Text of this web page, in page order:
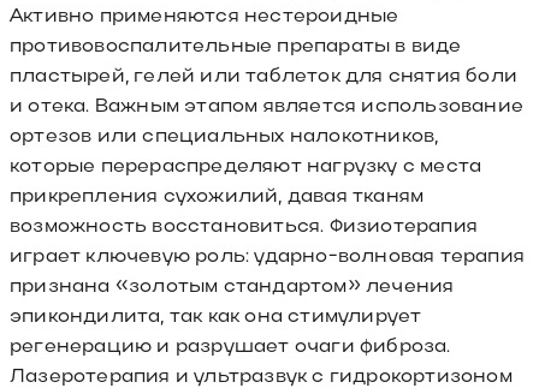
Активно применяются нестероидные
противовоспалительные препараты в виде
пластырей, гелей или таблеток для снятия боли
и отека. Важным этапом является использование
ортезов или специальных налокотников,
которые перераспределяют нагрузку с места
прикрепления сухожилий, давая тканям
возможность восстановиться. Физиотерапия
играет ключевую роль: ударно-волновая терапия
признана «золотым стандартом» лечения
эпикондилита, так как она стимулирует
регенерацию и разрушает очаги фиброза.
Лазеротерапия и ультразвук с гидрокортизоном